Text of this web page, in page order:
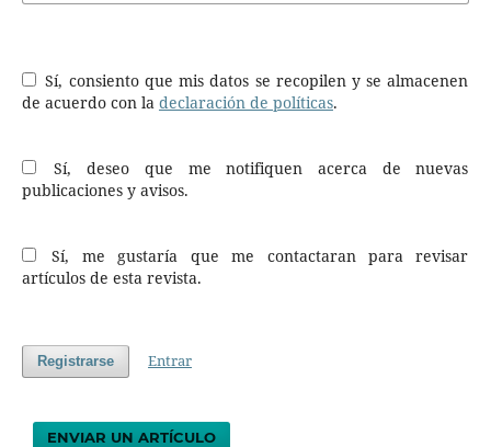
Sí, consiento que mis datos se recopilen y se almacenen
de acuerdo con la declaración de políticas.
Sí, deseo que me notifiquen acerca de nuevas
publicaciones y avisos.
Sí, me gustaría que me contactaran para revisar
artículos de esta revista.
Registrarse Entrar
ENVIAR UN ARTÍCULO